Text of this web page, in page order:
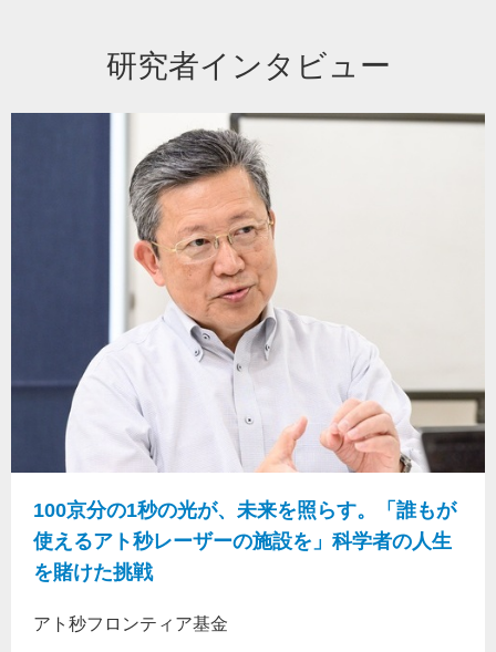
研究者インタビュー
100京分の1秒の光が、未来を照らす。「誰もが
使えるアト秒レーザーの施設を」科学者の人生
を賭けた挑戦
アト秒フロンティア基金